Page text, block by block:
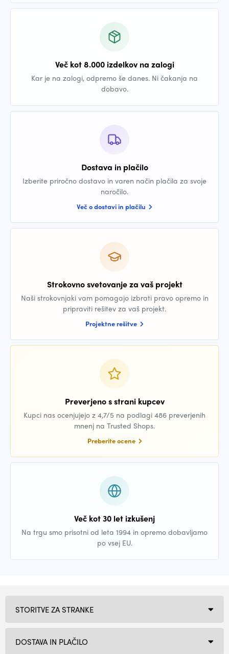
Več kot 8.000 izdelkov na zalogi
Kar je na zalogi, odpremo še danes. Ni čakanja na
dobavo.
Dostava in plačilo
Izberite priročno dostavo in varen način plačila za svoje
naročilo.
Več o dostavi in plačilu
Strokovno svetovanje za vaš projekt
Naši strokovnjaki vam pomagajo izbrati pravo opremo in
pripraviti rešitev za vaš projekt.
Projektne rešitve
Preverjeno s strani kupcev
Kupci nas ocenjujejo z 4,7/5 na podlagi 486 preverjenih
mnenj na Trusted Shops.
Preberite ocene
Več kot 30 let izkušenj
Na trgu smo prisotni od leta 1994 in opremo dobavljamo
po vsej EU.
STORITVE ZA STRANKE
DOSTAVA IN PLAČILO